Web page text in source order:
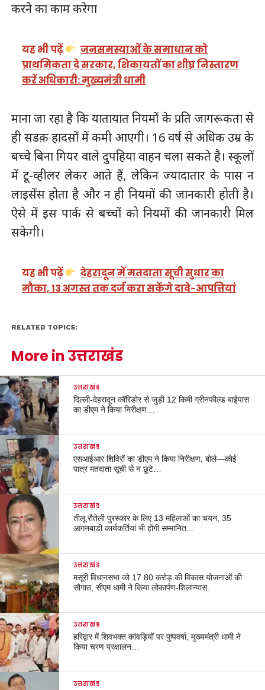
करने का काम करेगा
यह भी पढ़ें
जनसमस्याओं के समाधान को
प्राथमिकता दे सरकार, शिकायतों का शीघ्र निस्तारण
करें अधिकारी: मुख्यमंत्री धामी
माना जा रहा है कि यातायात नियमों के प्रति जागरूकता से
ही सडक़ हादसों में कमी आएगी। 16 वर्ष से अधिक उम्र के
बच्चे बिना गियर वाले दुपहिया वाहन चला सकते है। स्कूलों
में टू-व्हीलर लेकर आते हैं, लेकिन ज्यादातार के पास न
लाइसेंस होता है और न ही नियमों की जानकारी होती है।​
ऐसे में इस पार्क से बच्चों को नियमों की जानकारी मिल
सकेगी।
यह भी पढ़ें
देहरादून में मतदाता सूची सुधार का
मौका, 13 अगस्त तक दर्ज करा सकेंगे दावे-आपत्तियां
RELATED TOPICS:
More in उत्तराखंड
उत्तराखंड
दिल्ली-देहरादून कॉरिडोर से जुड़ी 12 किमी ग्रीनफील्ड बाईपास
का डीएम ने किया निरीक्षण…
उत्तराखंड
एसआईआर शिविरों का डीएम ने किया निरीक्षण, बोले—कोई
पात्र मतदाता सूची से न छूटे…
उत्तराखंड
तीलू रौतेली पुरस्कार के लिए 13 महिलाओं का चयन, 35
आंगनबाड़ी कार्यकर्तियां भी होंगी सम्मानित…
उत्तराखंड
मसूरी विधानसभा को 17.80 करोड़ की विकास योजनाओं की
सौगात, सीएम धामी ने किया लोकार्पण-शिलान्यास.
उत्तराखंड
हरिद्वार में शिवभक्त कांवड़ियों पर पुष्पवर्षा, मुख्यमंत्री धामी ने
किया चरण प्रक्षालन…
उत्तराखंड